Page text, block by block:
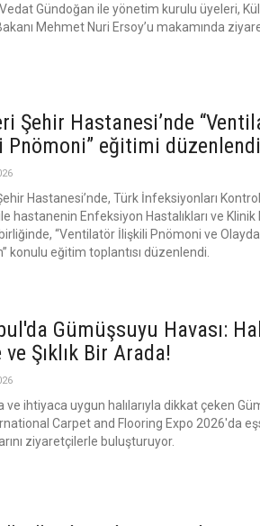
Vedat Gündoğan ile yönetim kurulu üyeleri,
Mehmet Nuri Ersoy’u makamında
Şehir Hastanesi’nde
Pnömoni” eğitimi düzenlendi
Hastanesi’nde, Türk İnfeksiyonları
hastanenin Enfeksiyon Hastalıkları ve
“Ventilatör İlişkili Pnömoni ve
konulu eğitim toplantısı düzenlendi.
Gümüşsuyu Havası:
Şıklık Bir Arada!
ve ihtiyaca uygun halılarıyla dikkat çeken
Carpet and Flooring Expo 2026'da
ziyaretçilerle buluşturuyor.